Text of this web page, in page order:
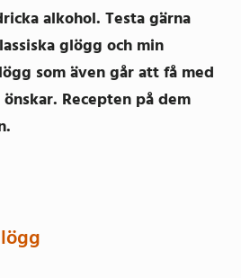
alkohol. Testa gärna
glögg och min
som även går att få med
Recepten på dem